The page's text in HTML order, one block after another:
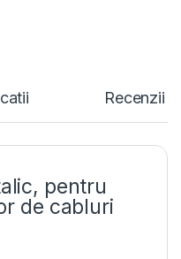
Recenzii
pentru
de cabluri